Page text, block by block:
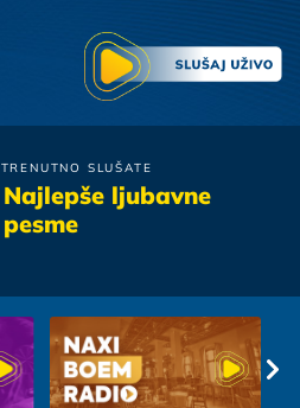
TRENUTNO SLUŠATE
Najlepše ljubavne
pesme
Bijelo Dugme
Bitanga I Princeza